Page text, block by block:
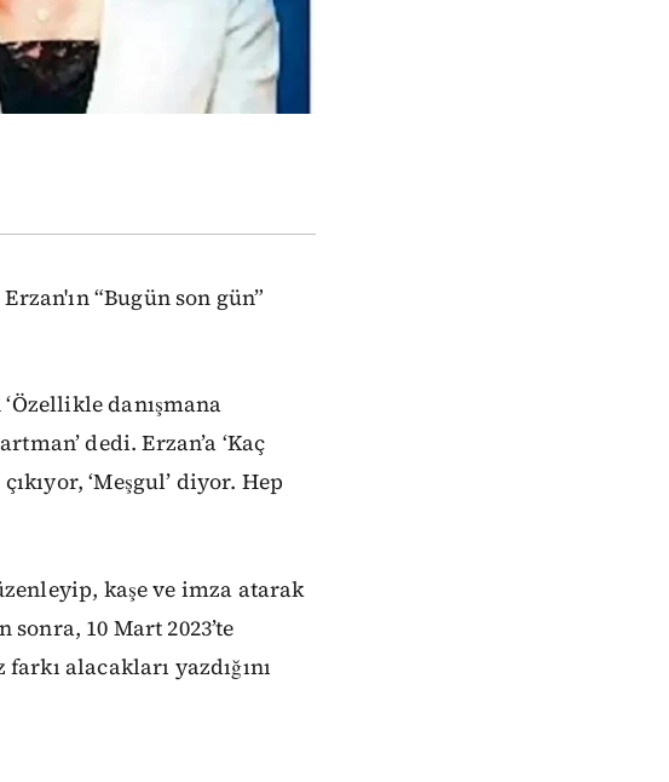
“Bugün son gün”
danışmana
dedi. Erzan’a ‘Kaç
‘Meşgul’ diyor. Hep
kaşe ve imza atarak
10 Mart 2023’te
alacakları yazdığını